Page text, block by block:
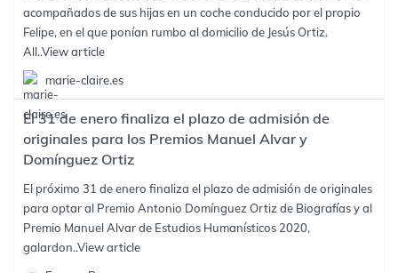
acompañados de sus hijas en un coche conducido por el propio
Felipe, en el que ponían rumbo al domicilio de Jesús Ortiz.
All..View article
marie-claire.es
El 31 de enero finaliza el plazo de admisión de
originales para los Premios Manuel Alvar y
Domínguez Ortiz
El próximo 31 de enero finaliza el plazo de admisión de originales
para optar al Premio Antonio Domínguez Ortiz de Biografías y al
Premio Manuel Alvar de Estudios Humanísticos 2020,
galardon..View article